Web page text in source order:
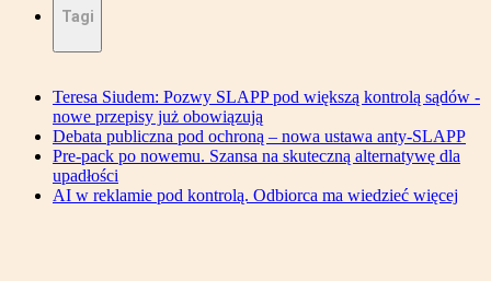
Tagi
Teresa Siudem: Pozwy SLAPP pod większą kontrolą sądów -
nowe przepisy już obowiązują
Debata publiczna pod ochroną – nowa ustawa anty-SLAPP
Pre-pack po nowemu. Szansa na skuteczną alternatywę dla
upadłości
AI w reklamie pod kontrolą. Odbiorca ma wiedzieć więcej